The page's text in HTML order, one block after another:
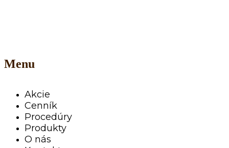
Menu
Akcie
Cenník
Procedúry
Produkty
O nás